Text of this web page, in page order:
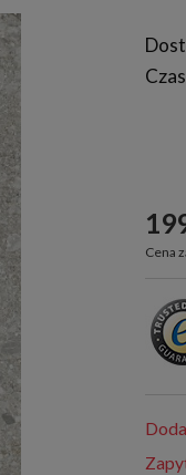
Cena